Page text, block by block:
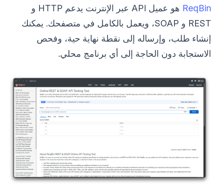
ReqBin
هو عميل API عبر الإنترنت يدعم HTTP و
REST و SOAP، ويعمل بالكامل في متصفحك. يمكنك
إنشاء طلب، وإرساله إلى نقطة نهاية حية، وفحص
الاستجابة دون الحاجة إلى أي برنامج محلي.